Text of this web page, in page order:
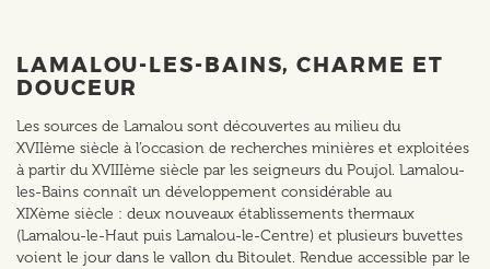
LAMALOU-LES-BAINS, CHARME ET
DOUCEUR
Les sources de Lamalou sont découvertes au milieu du
XVIIème siècle à l’occasion de recherches minières et exploitées
à partir du XVIIIème siècle par les seigneurs du Poujol. Lamalou-
les-Bains connaît un développement considérable au
XIXème siècle : deux nouveaux établissements thermaux
(Lamalou-le-Haut puis Lamalou-le-Centre) et plusieurs buvettes
voient le jour dans le vallon du Bitoulet. Rendue accessible par le